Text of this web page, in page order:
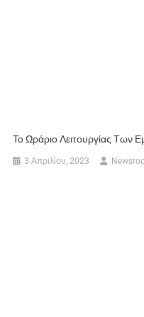
Το Ωράριο Λειτουργίας Των
3 Απριλίου, 2023